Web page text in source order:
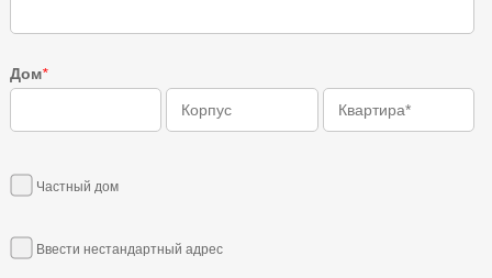
Дом*
Частный дом
Ввести нестандартный адрес